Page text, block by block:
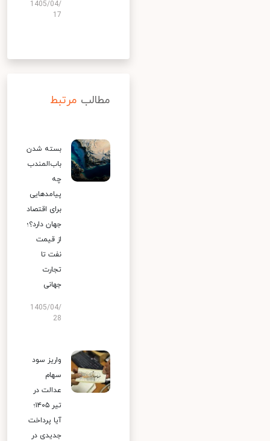
1405/04/
17
مطالب مرتبط
بسته شدن
باب‌المندب
چه
پیامدهایی
برای اقتصاد
جهان دارد؟؛
از قیمت
نفت تا
تجارت
جهانی
1405/04/
28
واریز سود
سهام
عدالت در
تیر ۱۴۰۵؛
آیا پرداخت
جدیدی در